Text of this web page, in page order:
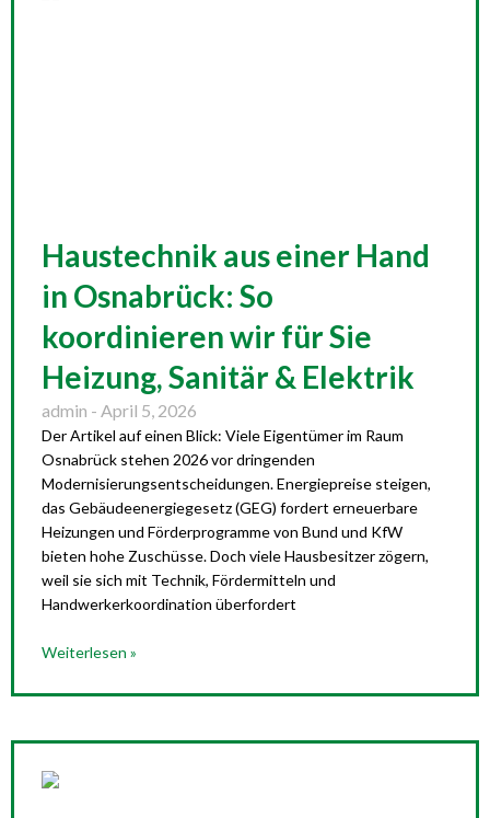
Haustechnik aus einer Hand
in Osnabrück: So
koordinieren wir für Sie
Heizung, Sanitär & Elektrik
admin April 5, 2026
Der Artikel auf einen Blick: Viele Eigentümer im Raum
Osnabrück stehen 2026 vor dringenden
Modernisierungsentscheidungen. Energiepreise steigen,
das Gebäudeenergiegesetz (GEG) fordert erneuerbare
Heizungen und Förderprogramme von Bund und KfW
bieten hohe Zuschüsse. Doch viele Hausbesitzer zögern,
weil sie sich mit Technik, Fördermitteln und
Handwerkerkoordination überfordert
Weiterlesen »